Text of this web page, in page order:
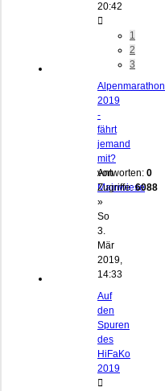
20:42
1
2
3
Alpenmarathon
2019
-
fährt
jemand
mit?
von
Mainwiese
»
So
3.
Mär
2019,
14:33
Antworten: 0
Zugriffe:6088
Auf
den
Spuren
des
HiFaKo
2019